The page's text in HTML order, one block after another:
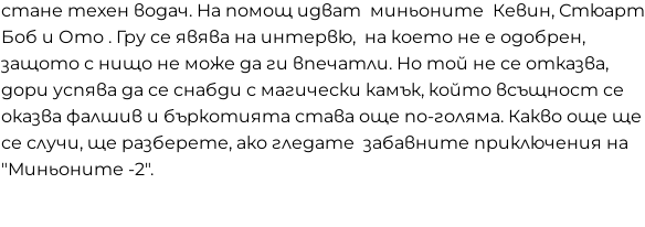
стане техен водач. На помощ идват миньоните Кевин,
Боб и Ото . Гру се явява на интервю, на което не е одобрен,
защото с нищо не може да ги впечатли. Но той не се отказва,
дори успява да се снабди с магически камък, който всъщност се
оказва фалшив и бъркотията става още по-голяма. Какво още ще
се случи, ще разберете, ако гледате забавните приключения на
"Миньоните -2".